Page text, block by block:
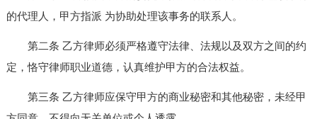
的代理人，甲方指派 为协助处理该事务的联系人。
第二条 乙方律师必须严格遵守法律、法规以及双方之间的约
定，恪守律师职业道德，认真维护甲方的合法权益。
第三条 乙方律师应保守甲方的商业秘密和其他秘密，未经甲